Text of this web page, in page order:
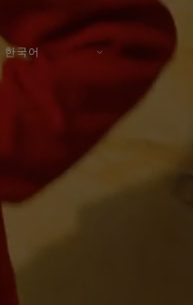
한국어